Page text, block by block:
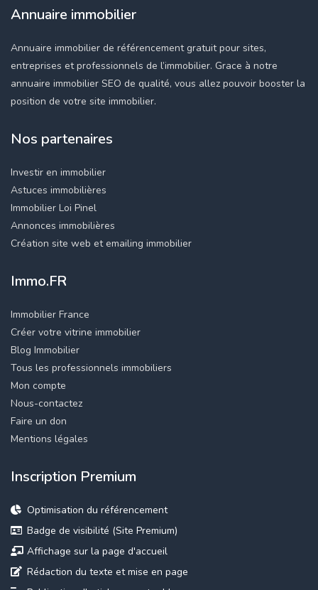
Annuaire immobilier
Annuaire immobilier de référencement gratuit pour sites,
entreprises et professionnels de l’immobilier. Grace à notre
annuaire immobilier SEO de qualité, vous allez pouvoir booster la
position de votre site immobilier.
Nos partenaires
Investir en immobilier
Astuces immobilières
Immobilier Loi Pinel
Annonces immobilières
Création site web et emailing immobilier
Immo.FR
Immobilier France
Créer votre vitrine immobilier
Blog Immobilier
Tous les professionnels immobiliers
Mon compte
Nous-contactez
Faire un don
Mentions légales
Inscription Premium
Optimisation du référencement
Badge de visibilité (Site Premium)
Affichage sur la page d'accueil
Rédaction du texte et mise en page